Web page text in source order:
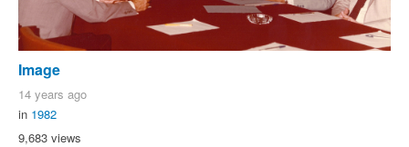
Image
14 years ago
in 1982
9,683 views